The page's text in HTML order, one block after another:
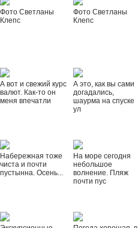
Фото Светланы
Клепс
Фото Светланы
Клепс
А вот и свежий курс
валют. Как-то он
меня впечатли
А это, как вы сами
догадались,
шаурма на спуске
ул
Набережная тоже
чиста и почти
пустынна. Осень...
На море сегодня
небольшое
волнение. Пляж
почти пус